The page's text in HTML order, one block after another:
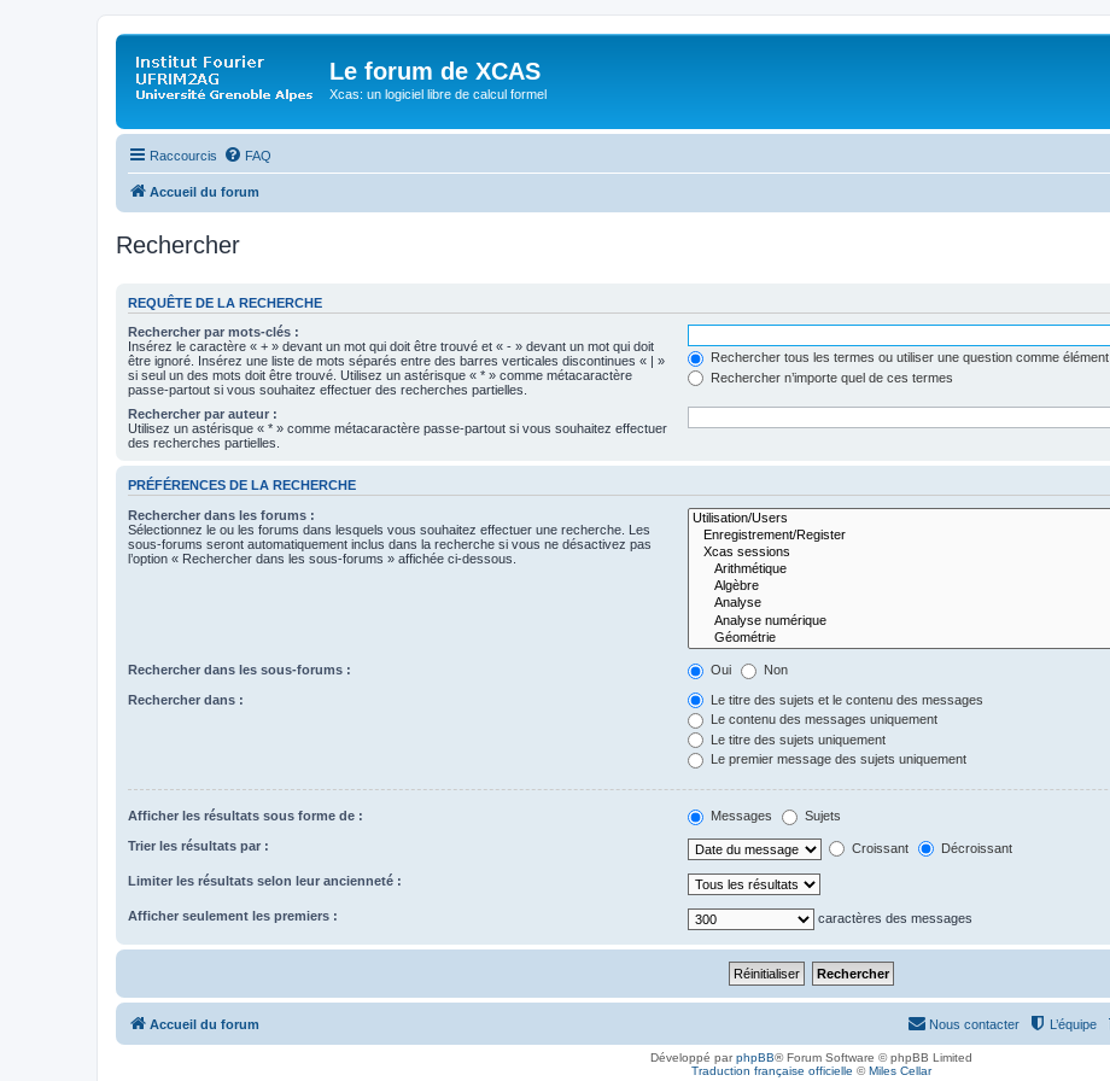
Le forum de XCAS
Xcas: un logiciel libre de calcul formel
Raccourcis FAQ
Accueil du forum
Rechercher
REQUÊTE DE LA RECHERCHE
Rechercher par mots-clés :
Insérez le caractère « + » devant un mot qui doit être trouvé et « - » devant un mot qui doit
être ignoré. Insérez une liste de mots séparés entre des barres verticales discontinues « | »
si seul un des mots doit être trouvé. Utilisez un astérisque « * » comme métacaractère
passe-partout si vous souhaitez effectuer des recherches partielles.
Rechercher tous les termes ou utiliser une question comme élément
Rechercher n’importe quel de ces termes
Rechercher par auteur :
Utilisez un astérisque « * » comme métacaractère passe-partout si vous souhaitez effectuer
des recherches partielles.
PRÉFÉRENCES DE LA RECHERCHE
Rechercher dans les forums :
Sélectionnez le ou les forums dans lesquels vous souhaitez effectuer une recherche. Les
sous-forums seront automatiquement inclus dans la recherche si vous ne désactivez pas
l’option « Rechercher dans les sous-forums » affichée ci-dessous.
Rechercher dans les sous-forums : Oui Non
Rechercher dans :
Le titre des sujets et le contenu des messages
Le contenu des messages uniquement
Le titre des sujets uniquement
Le premier message des sujets uniquement
Afficher les résultats sous forme de : Messages Sujets
Trier les résultats par : Croissant Décroissant
Limiter les résultats selon leur ancienneté :
Afficher seulement les premiers : caractères des messages
Accueil du forum L’équipe
Nous contacter
Développé parphpBB® Forum Software © phpBB Limited
Traduction française officielle ©Miles Cellar